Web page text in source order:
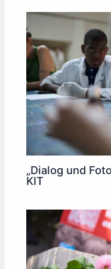
„Dialog und
KIT